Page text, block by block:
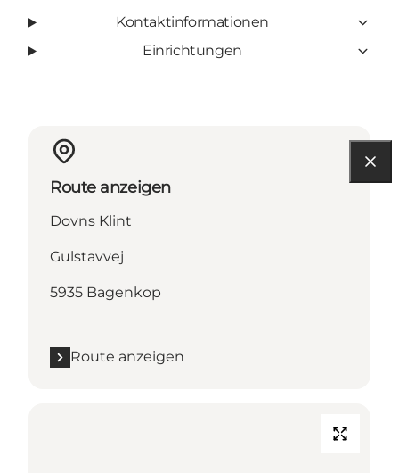
Kontaktinformationen
Einrichtungen
Route anzeigen
Dovns Klint
Gulstavvej
5935 Bagenkop
Route anzeigen